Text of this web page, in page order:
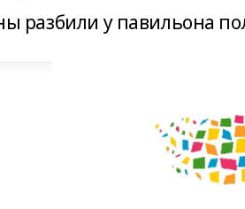
разбили у павильона